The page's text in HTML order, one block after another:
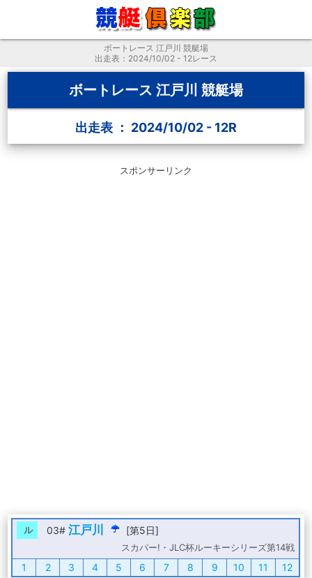
ボートレース 江戸川 競艇場
出走表：2024/10/02 - 12レース
ボートレース 江戸川 競艇場
出走表 ： 2024/10/02 - 12R
スポンサーリンク
ル 03#江戸川 [第5日]
スカパー!・JLC杯ルーキーシリーズ第14戦
1 2 3 4 5 6 7 8 9 10 11 12